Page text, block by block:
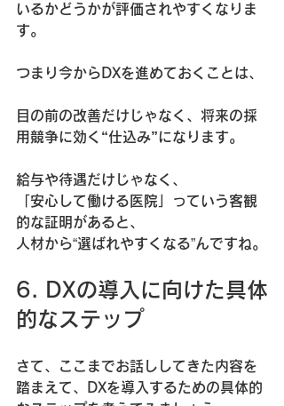
いるかどうかが評価されやすくなりま
す。
つまり今からDXを進めておくことは、
目の前の改善だけじゃなく、将来の採
用競争に効く “仕込み”になります。
給与や待遇だけじゃなく、
「安心して働ける医院」っていう客観
的な証明があると、
人材から“選ばれやすくなる”んですね。
6. DXの導入に向けた具体
的なステップ
さて、ここまでお話ししてきた内容を
踏まえて、DXを導入するための具体的